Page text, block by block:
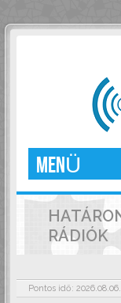
MENÜ
RÁDIÓK
Pontos idő: